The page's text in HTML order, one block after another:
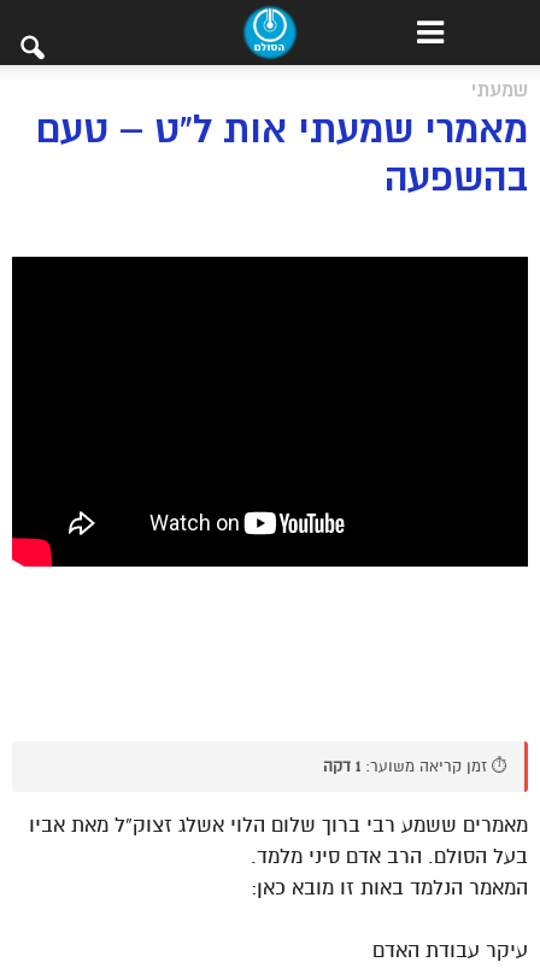
שמעתי
מאמרי שמעתי אות ל”ט – טעם
בהשפעה
⏱️ זמן קריאה משוער: 1 דקה
מאמרים ששמע רבי ברוך שלום הלוי אשלג זצוק”ל מאת אביו
בעל הסולם. הרב אדם סיני מלמד.
המאמר הנלמד באות זו מובא כאן:
עיקר עבודת האדם